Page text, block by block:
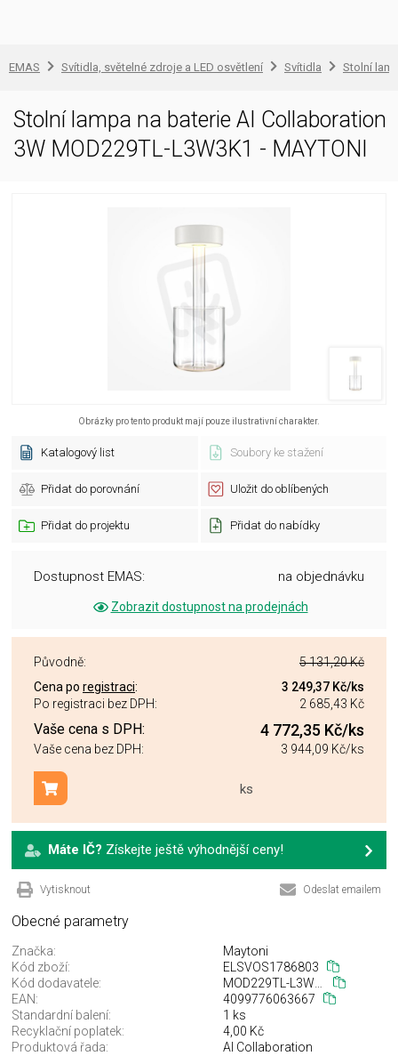
EMAS Svítidla, světelné zdroje a LED osvětlení Svítidla Stolní
Stolní lampa na baterie AI Collaboration
3W MOD229TL-L3W3K1 - MAYTONI
Obrázky pro tento produkt mají pouze ilustrativní charakter.
Katalogový list Soubory ke stažení
Přidat do porovnání Uložit do oblíbených
Přidat do projektu Přidat do nabídky
Dostupnost EMAS: na objednávku
Zobrazit dostupnost na prodejnách
Původně:
5 131,20 Kč
Cena po registraci: 3 249,37 Kč/ks
Po registraci bez DPH:
2 685,43 Kč
Vaše cena s DPH: 4 772,35 Kč/ks
Vaše cena bez DPH: 3 944,09 Kč/ks
ks
Přidat do košíku
Máte IČ? Získejte ještě výhodnější ceny!
Vytisknout Odeslat emailem
Obecné parametry
Značka:
Maytoni
Kód zboží:
ELSVOS1786803
Kód dodavatele:
MOD229TL-L3W3K1
EAN:
4099776063667
Standardní balení:
1 ks
Recyklační poplatek:
4,00 Kč
Produktová řada:
AI Collaboration